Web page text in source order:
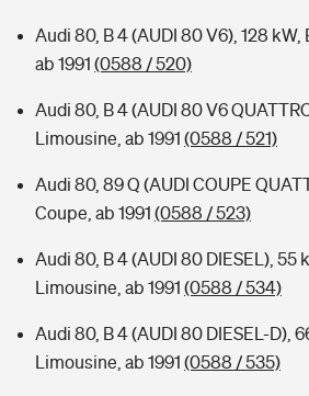
Audi 80, B 4 (AUDI 80 V6), 128 kW,
ab 1991 (0588 / 520)
Audi 80, B 4 (AUDI 80 V6
Limousine, ab 1991 (0588 / 521)
Audi 80, 89 Q (AUDI COUPE
Coupe, ab 1991 (0588 / 523)
Audi 80, B 4 (AUDI 80 DIESEL), 55
Limousine, ab 1991 (0588 / 534)
Audi 80, B 4 (AUDI 80 DIESEL-D),
Limousine, ab 1991 (0588 / 535)